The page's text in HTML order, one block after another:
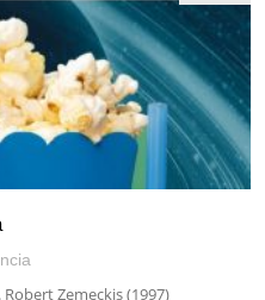
Zemeckis (1997)